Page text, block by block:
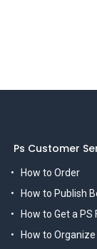
Ps Customer
How to Order
How to Publish
How to Get a PS
How to